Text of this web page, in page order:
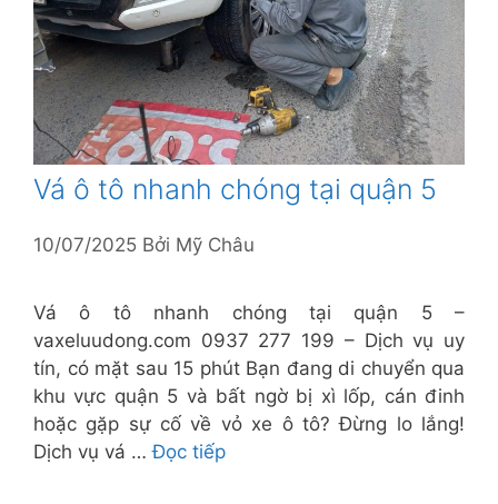
Vá ô tô nhanh chóng tại quận 5
10/07/2025 Bởi Mỹ Châu
Vá ô tô nhanh chóng tại quận 5 –
vaxeluudong.com 0937 277 199 – Dịch vụ uy
tín, có mặt sau 15 phút Bạn đang di chuyển qua
khu vực quận 5 và bất ngờ bị xì lốp, cán đinh
hoặc gặp sự cố về vỏ xe ô tô? Đừng lo lắng!
Dịch vụ vá …Đọc tiếp